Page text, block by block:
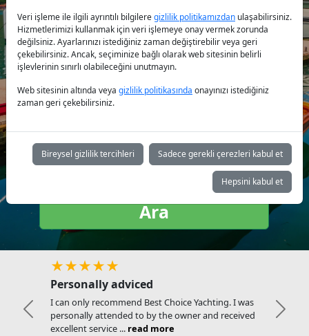
Ülke:
Destinasyon:
Yat tipi:
Ara
★★★★★
Personally adviced
I can only recommend Best Choice Yachting. I was
personally attended to by the owner and received
excellent service ... read more
Previous Next
Veri işleme ile ilgili ayrıntılı bilgileregizlilik politikamızdan ulaşabilirsiniz.
Hizmetlerimizi kullanmak için veri işlemeye onay vermek zorunda
değilsiniz. Ayarlarınızı istediğiniz zaman değiştirebilir veya geri
çekebilirsiniz. Ancak, seçiminize bağlı olarak web sitesinin belirli
işlevlerinin sınırlı olabileceğini unutmayın.
Web sitesinin altında veya gizlilik politikasında onayınızı istediğiniz
zaman geri çekebilirsiniz.
Bireysel gizlilik tercihleri Sadece gerekli çerezleri kabul et
Hepsini kabul et